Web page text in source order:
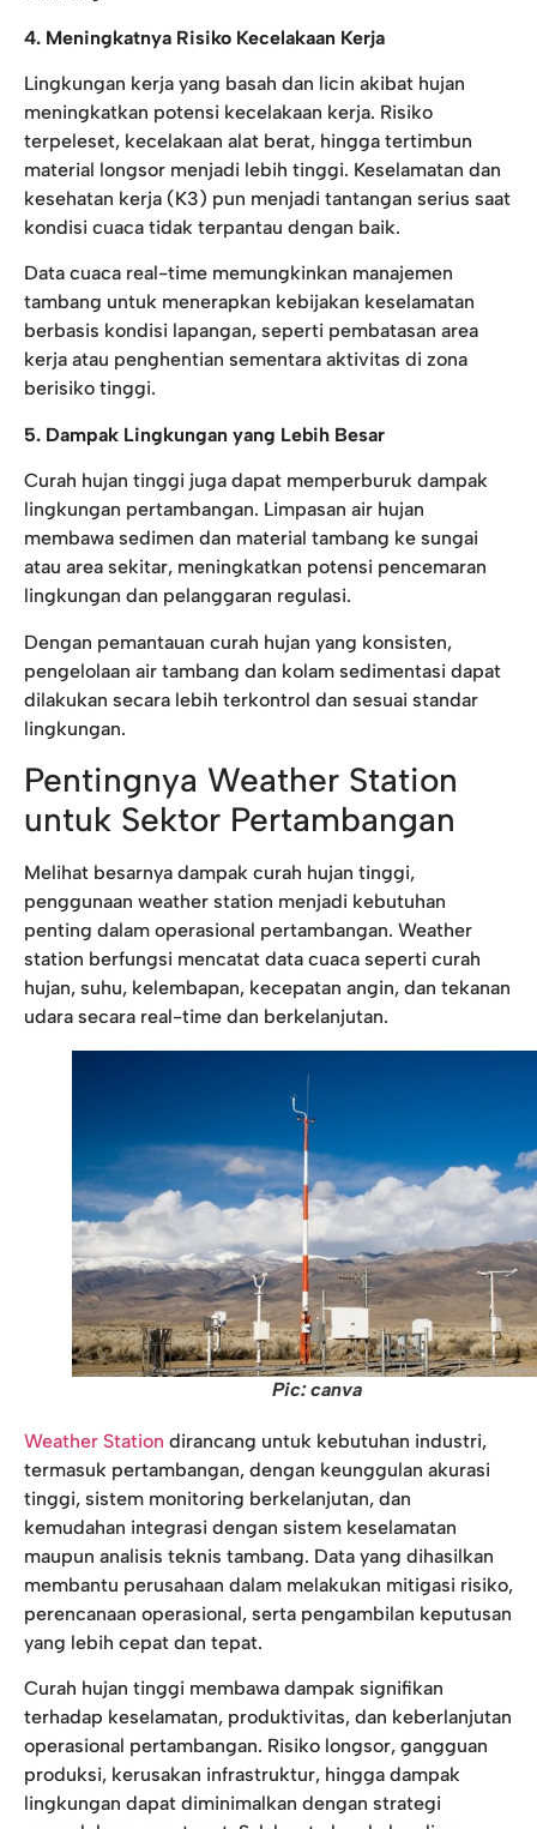
4. Meningkatnya Risiko Kecelakaan Kerja
Lingkungan kerja yang basah dan licin akibat hujan
meningkatkan potensi kecelakaan kerja. Risiko
terpeleset, kecelakaan alat berat, hingga tertimbun
material longsor menjadi lebih tinggi. Keselamatan dan
kesehatan kerja (K3) pun menjadi tantangan serius saat
kondisi cuaca tidak terpantau dengan baik.
Data cuaca real-time memungkinkan manajemen
tambang untuk menerapkan kebijakan keselamatan
berbasis kondisi lapangan, seperti pembatasan area
kerja atau penghentian sementara aktivitas di zona
berisiko tinggi.
5. Dampak Lingkungan yang Lebih Besar
Curah hujan tinggi juga dapat memperburuk dampak
lingkungan pertambangan. Limpasan air hujan
membawa sedimen dan material tambang ke sungai
atau area sekitar, meningkatkan potensi pencemaran
lingkungan dan pelanggaran regulasi.
Dengan pemantauan curah hujan yang konsisten,
pengelolaan air tambang dan kolam sedimentasi dapat
dilakukan secara lebih terkontrol dan sesuai standar
lingkungan.
Pentingnya Weather Station
untuk Sektor Pertambangan
Melihat besarnya dampak curah hujan tinggi,
penggunaan weather station menjadi kebutuhan
penting dalam operasional pertambangan. Weather
station berfungsi mencatat data cuaca seperti curah
hujan, suhu, kelembapan, kecepatan angin, dan tekanan
udara secara real-time dan berkelanjutan.
Pic: canva
Weather Station dirancang untuk kebutuhan industri,
termasuk pertambangan, dengan keunggulan akurasi
tinggi, sistem monitoring berkelanjutan, dan
kemudahan integrasi dengan sistem keselamatan
maupun analisis teknis tambang. Data yang dihasilkan
membantu perusahaan dalam melakukan mitigasi risiko,
perencanaan operasional, serta pengambilan keputusan
yang lebih cepat dan tepat.
Curah hujan tinggi membawa dampak signifikan
terhadap keselamatan, produktivitas, dan keberlanjutan
operasional pertambangan. Risiko longsor, gangguan
produksi, kerusakan infrastruktur, hingga dampak
lingkungan dapat diminimalkan dengan strategi